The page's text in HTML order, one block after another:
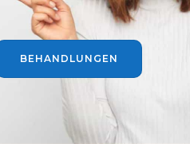
BEHANDLUNGEN